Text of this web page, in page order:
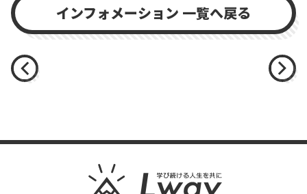
インフォメーション 一覧へ戻る